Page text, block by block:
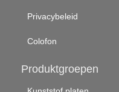
Privacybeleid
Colofon
Produktgroepen